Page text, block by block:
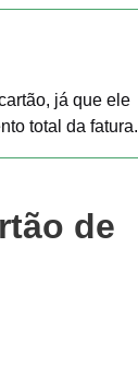
já que ele
total da fatura.
de